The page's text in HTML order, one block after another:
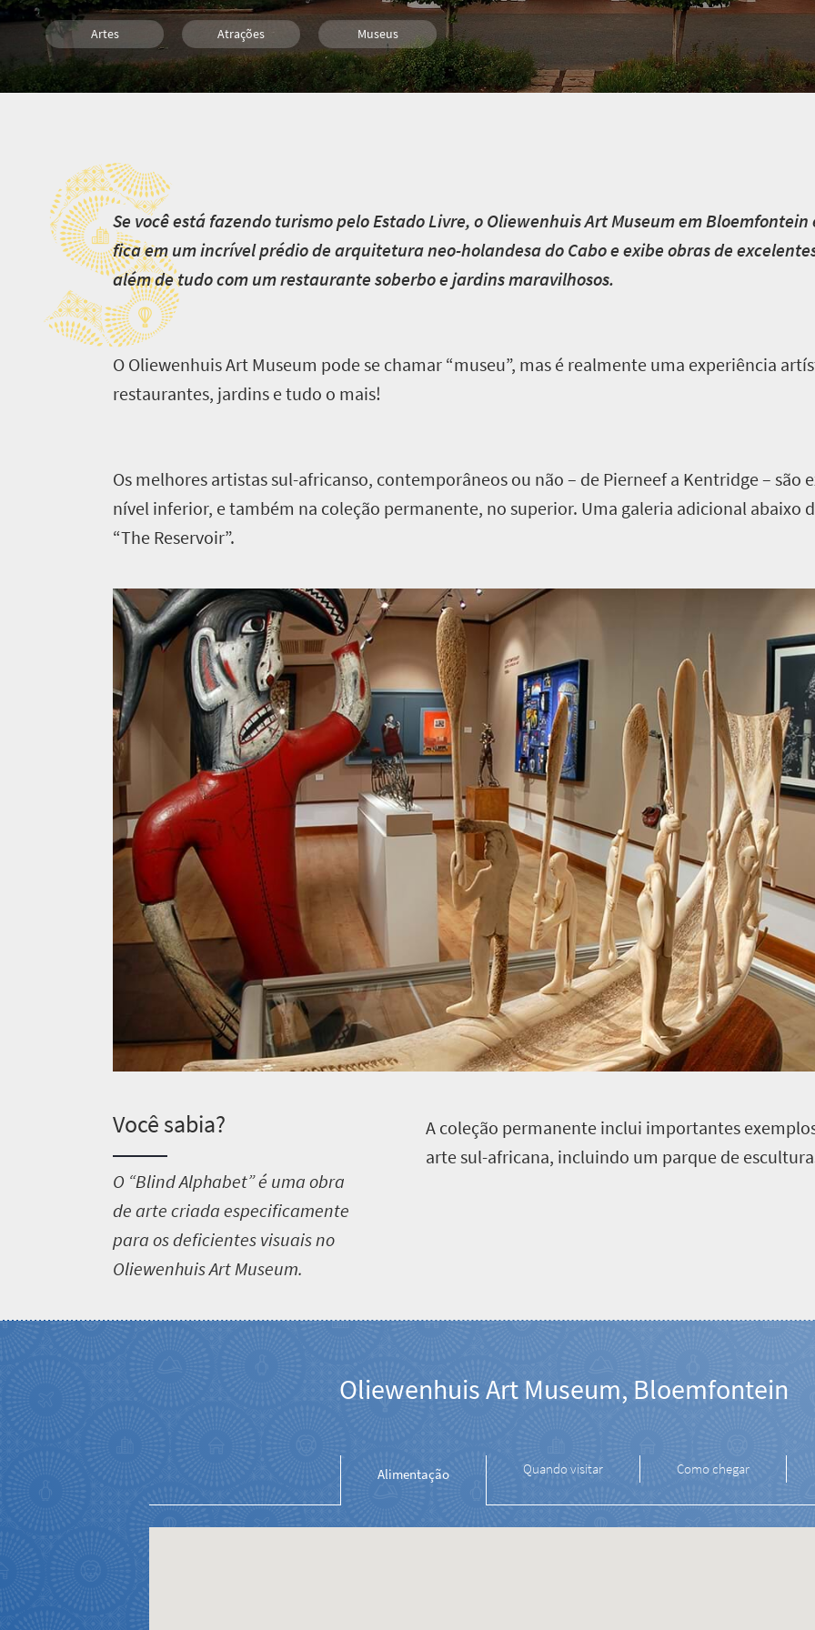
Artes Atrações Museus
Cultura História Econômico
S
Se você está fazendo turismo pelo Estado Livre, o Oliewenhuis Art Museum em
fica em um incrível prédio de arquitetura neo-holandesa do Cabo e exibe obras de
além de tudo com um restaurante soberbo e jardins maravilhosos.
O Oliewenhuis Art Museum pode se chamar “museu”, mas é realmente uma experiência
restaurantes, jardins e tudo o mais!
Os melhores artistas sul-africanso, contemporâneos ou não – de Pierneef a Kentridge – são
nível inferior, e também na coleção permanente, no superior. Uma galeria adicional abaixo
“The Reservoir”.
Você sabia?
O “Blind Alphabet” é uma obra
de arte criada especificamente
para os deficientes visuais no
Oliewenhuis Art Museum.
Acoleção permanente inclui importantes
arte sul-africana, incluindo um parque de
Oliewenhuis Art Museum, Bloemfontein
Alimentação Quando visitar Como chegar